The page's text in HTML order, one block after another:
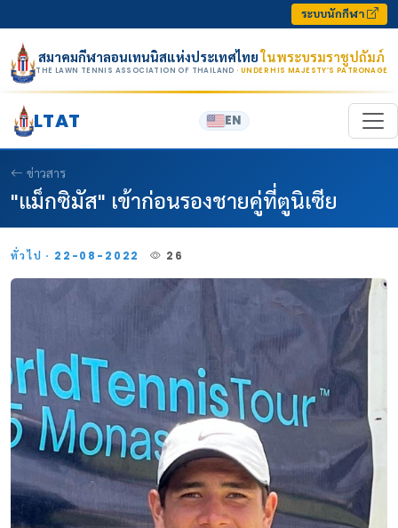
ระบบนักกีฬา
สมาคมกีฬาลอนเทนนิสแห่งประเทศไทยในพระบรมราชูปถัมภ์
THE LAWN TENNIS ASSOCIATION OF THAILAND · UNDER HIS MAJESTY’S PATRONAGE
LTAT EN
ข่าวสาร
"แม็กซิมัส" เข้าก่อนรองชายคู่ที่ตูนิเซีย
ทั่วไป · 22-08-2022 26